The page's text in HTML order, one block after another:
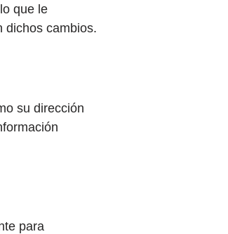
que le
dichos cambios.
su dirección
para